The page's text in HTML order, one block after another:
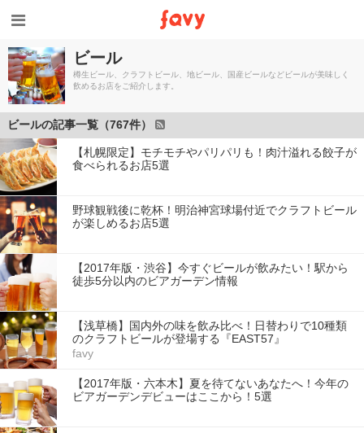
ビール
樽生ビール、クラフトビール、地ビール、国産ビールなどビールが美味しく
飲めるお店をご紹介します。
ビールの記事一覧（767件）
【札幌限定】モチモチやパリパリも！肉汁溢れる餃子が
食べられるお店5選
野球観戦後に乾杯！明治神宮球場付近でクラフトビール
が楽しめるお店5選
【2017年版・渋谷】今すぐビールが飲みたい！駅から
徒歩5分以内のビアガーデン情報
【浅草橋】国内外の味を飲み比べ！日替わりで10種類
のクラフトビールが登場する『EAST57』
favy
【2017年版・六本木】夏を待てないあなたへ！今年の
ビアガーデンデビューはここから！5選